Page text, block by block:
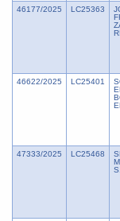
46177/2025 LC25363
46622/2025 LC25401
47333/2025 LC25468